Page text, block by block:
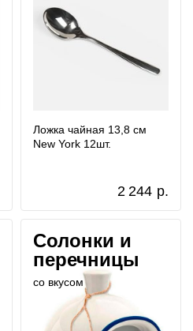
Ложка чайная 13,8 см
New York 12шт.
2 244 р.
Солонки и
перечницы
со вкусом